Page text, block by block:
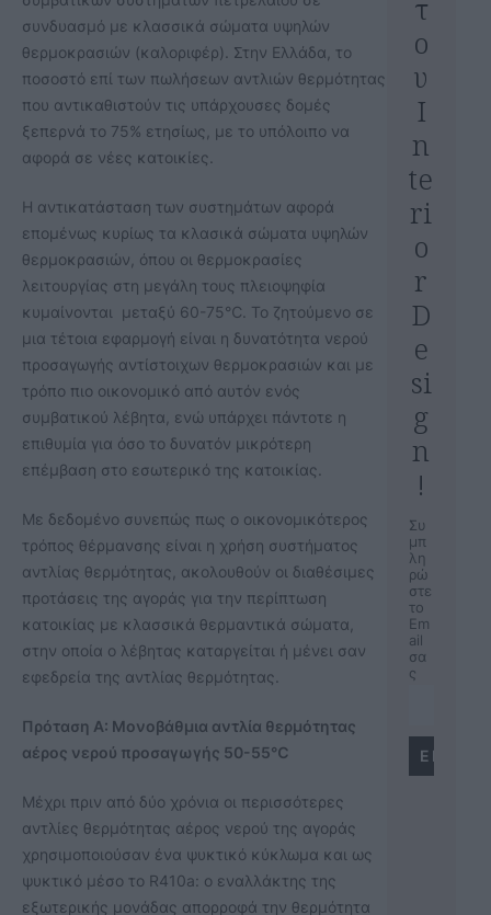
συνδυασμό με κλασσικά σώματα υψηλών
θερμοκρασιών (καλοριφέρ). Στην Ελλάδα, το
ποσοστό επί των πωλήσεων αντλιών θερμότητας
που αντικαθιστούν τις υπάρχουσες δομές
ξεπερνά το 75% ετησίως, με το υπόλοιπο να
αφορά σε νέες κατοικίες.
Η αντικατάσταση των συστημάτων αφορά
επομένως κυρίως τα κλασικά σώματα υψηλών
θερμοκρασιών, όπου οι θερμοκρασίες
λειτουργίας στη μεγάλη τους πλειοψηφία
κυμαίνονται μεταξύ 60-75℃. Το ζητούμενο σε
μια τέτοια εφαρμογή είναι η δυνατότητα νερού
προσαγωγής αντίστοιχων θερμοκρασιών και με
τρόπο πιο οικονομικό από αυτόν ενός
συμβατικού λέβητα, ενώ υπάρχει πάντοτε η
επιθυμία για όσο το δυνατόν μικρότερη
επέμβαση στο εσωτερικό της κατοικίας.
Με δεδομένο συνεπώς πως ο οικονομικότερος
τρόπος θέρμανσης είναι η χρήση συστήματος
αντλίας θερμότητας, ακολουθούν οι διαθέσιμες
προτάσεις της αγοράς για την περίπτωση
κατοικίας με κλασσικά θερμαντικά σώματα,
στην οποία ο λέβητας καταργείται ή μένει σαν
εφεδρεία της αντλίας θερμότητας.
Πρόταση Α: Μονοβάθμια αντλία θερμότητας
αέρος νερού προσαγωγής 50-55℃
Μέχρι πριν από δύο χρόνια οι περισσότερες
αντλίες θερμότητας αέρος νερού της αγοράς
χρησιμοποιούσαν ένα ψυκτικό κύκλωμα και ως
ψυκτικό μέσο το R410a: o εναλλάκτης της
εξωτερικής μονάδας απορροφά την θερμότητα
τ
ο
υ
I
n
te
ri
o
r
D
e
si
g
n
!
Συ
μπ
λη
ρώ
στε
το
Em
ail
σα
ς